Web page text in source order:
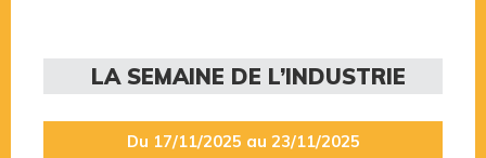
LA SEMAINE DE L’INDUSTRIE
Du 17/11/2025 au 23/11/2025